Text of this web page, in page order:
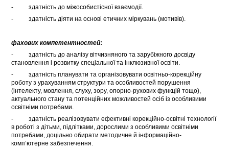
- здатність до міжособистісної взаємодії.
- здатність діяти на основі етичних міркувань (мотивів).
фахових компетентностей:
- здатність до аналізу вітчизняного та зарубіжного досвіду
становлення і розвитку спеціальної та інклюзивної освіти.
- здатність планувати та організовувати освітньо-корекційну
роботу з урахуванням структури та особливостей порушення
(інтелекту, мовлення, слуху, зору, опорно-рухових функцій тощо),
актуального стану та потенційних можливостей осіб із особливими
освітніми потребами.
- здатність реалізовувати ефективні корекційно-освітні технології
в роботі з дітьми, підлітками, дорослими з особливими освітніми
потребами, доцільно обирати методичне й інформаційно-
комп’ютерне забезпечення.